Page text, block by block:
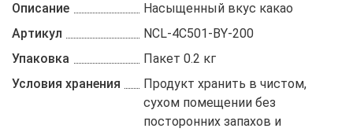
Описание
Насыщенный вкус какао
Артикул
NCL-4C501-BY-200
Упаковка
Пакет 0.2 кг
Условия хранения
Продукт хранить в чистом,
сухом помещении без
посторонних запахов и